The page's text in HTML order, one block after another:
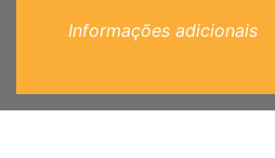
Informações adicionais